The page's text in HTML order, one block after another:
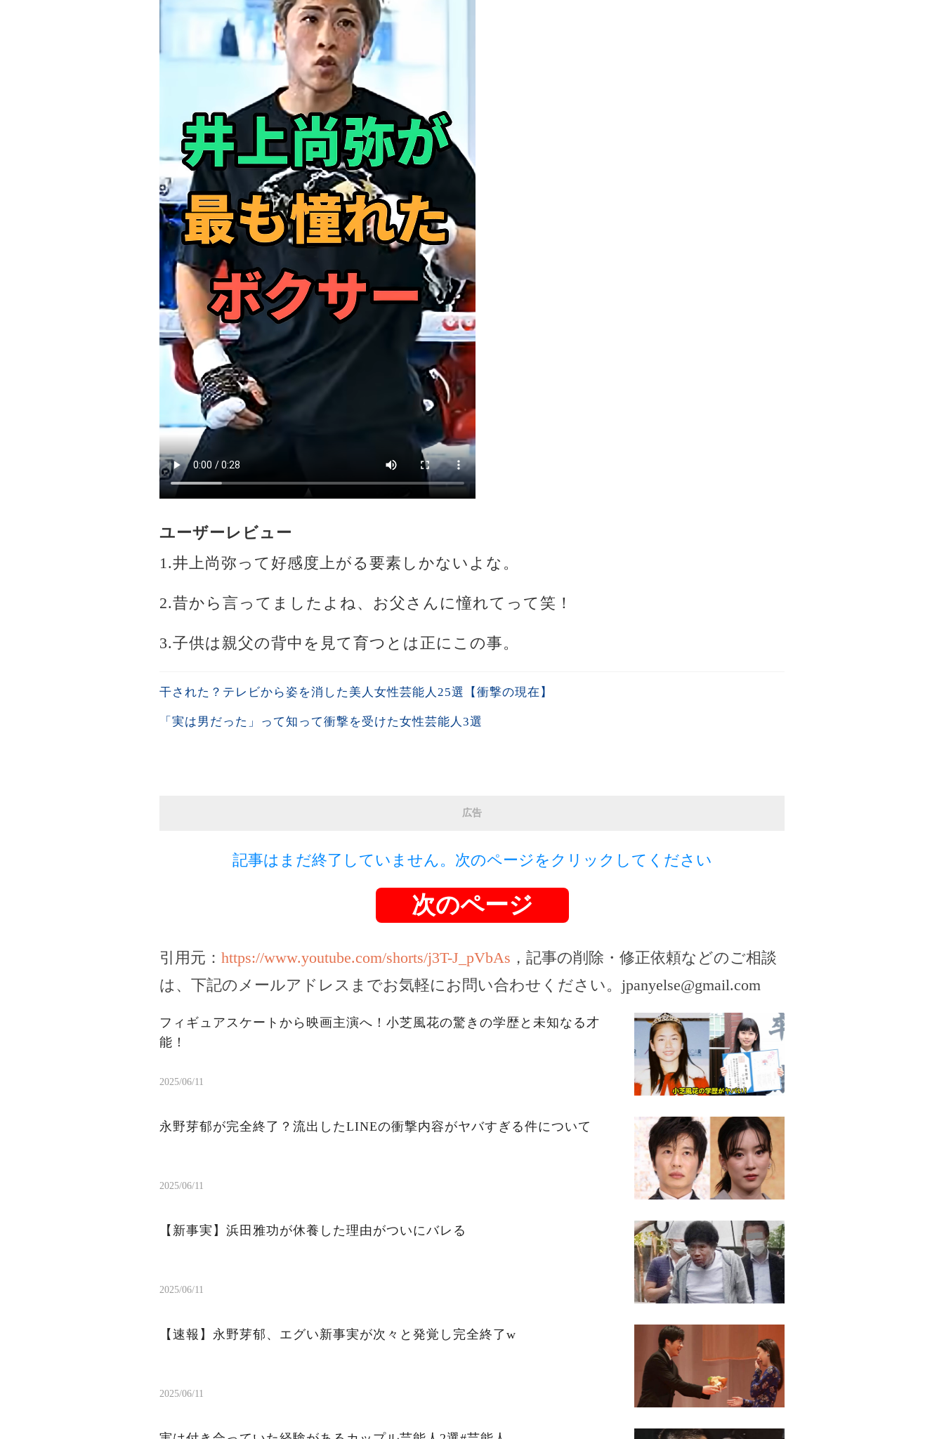
ユーザーレビュー
1.井上尚弥って好感度上がる要素しかないよな。
2.昔から言ってましたよね、お父さんに憧れてって笑！
3.子供は親父の背中を見て育つとは正にこの事。
干された？テレビから姿を消した美人女性芸能人25選【衝撃の現在】
「実は男だった」って知って衝撃を受けた女性芸能人3選
広告
記事はまだ終了していません。次のページをクリックしてください
次のページ
引用元： https://www.youtube.com/shorts/j3T-J_pVbAs ，記事の削除・修正依頼などのご相談
は、下記のメールアドレスまでお気軽にお問い合わせください。 jpanyelse@gmail.com
フィギュアスケートから映画主演へ！小芝風花の驚きの学歴と未知なる才
能！
2025/06/11
永野芽郁が完全終了？流出したLINEの衝撃内容がヤバすぎる件について
2025/06/11
【新事実】浜田雅功が休養した理由がついにバレる
2025/06/11
【速報】永野芽郁、エグい新事実が次々と発覚し完全終了w
2025/06/11